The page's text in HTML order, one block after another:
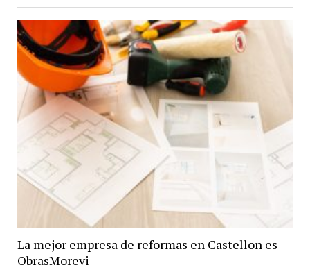
La mejor empresa de reformas en Castellon es
ObrasMorevi